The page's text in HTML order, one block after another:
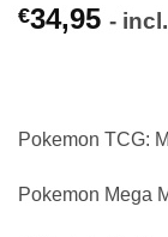
€34,95 -
Pokemon TCG:
Pokemon Mega